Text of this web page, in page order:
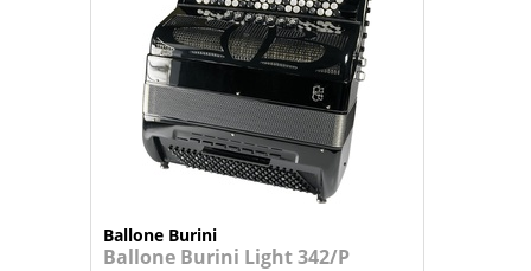
Ballone Burini
Ballone Burini Light 342/P